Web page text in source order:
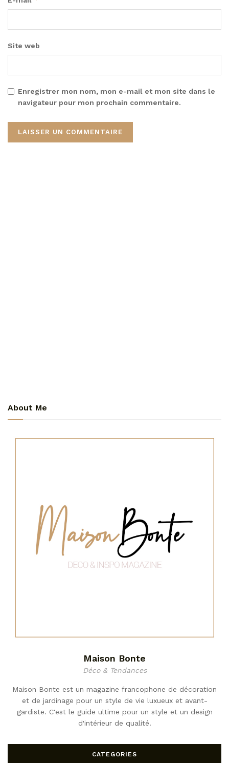
Site web
Enregistrer mon nom, mon e-mail et mon site dans le
navigateur pour mon prochain commentaire.
About Me
Maison Bonte
Déco & Tendances
Maison Bonte est un magazine francophone de décoration
et de jardinage pour un style de vie luxueux et avant-
gardiste. C'est le guide ultime pour un style et un design
d'intérieur de qualité.
CATEGORIES